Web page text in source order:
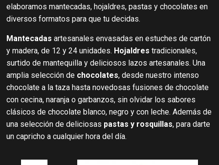
elaboramos mantecadas, hojaldres, pastas y chocolates en
diversos formatos para que tu decidas.
Mantecadas artesanales envasadas en estuches de cartón
y madera, de 12 y 24 unidades. Hojaldrestradicionales,
surtido de mantequilla y deliciosos lazos artesanales. Una
amplia selección de chocolates, desde nuestro intenso
chocolate a la taza hasta novedosas fusiones de chocolate
con cecina, naranja o garbanzos, sin olvidar los sabores
clásicos de chocolate blanco, negro y con leche. Además de
una selección de deliciosas pastas y rosquillas, para darte
un capricho a cualquier hora del día.